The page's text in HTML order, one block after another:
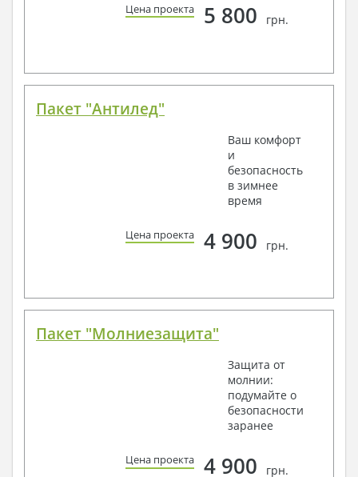
Цена проекта 5 800 грн.
Пакет "Антилед"
Ваш комфорт
и
безопасность
в зимнее
время
Цена проекта 4 900 грн.
Пакет "Молниезащита"
Защита от
молнии:
подумайте о
безопасности
заранее
Цена проекта 4 900 грн.